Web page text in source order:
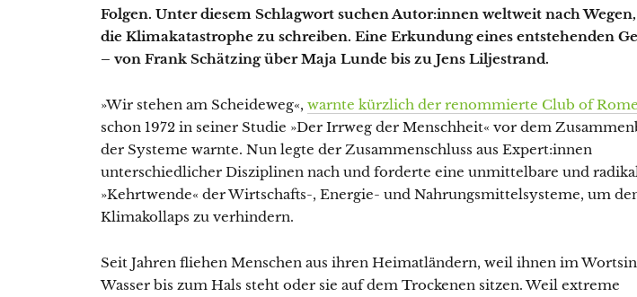
Folgen. Unter diesem Schlagwort suchen Autor:innen weltweit nach
die Klimakatastrophe zu schreiben. Eine Erkundung eines entstehenden
– von Frank Schätzing über Maja Lunde bis zu Jens Liljestrand.
»Wir stehen am Scheideweg«, warnte kürzlich der renommierte Club of Rome
schon 1972 in seiner Studie »Der Irrweg der Menschheit« vor dem
der Systeme warnte. Nun legte der Zusammenschluss aus Expert:innen
unterschiedlicher Disziplinen nach und forderte eine unmittelbare und
»Kehrtwende« der Wirtschafts-, Energie- und Nahrungsmittelsysteme, um
Klimakollaps zu verhindern.
Seit Jahren fliehen Menschen aus ihren Heimatländern, weil ihnen im
Wasser bis zum Hals steht oder sie auf dem Trockenen sitzen. Weil extreme